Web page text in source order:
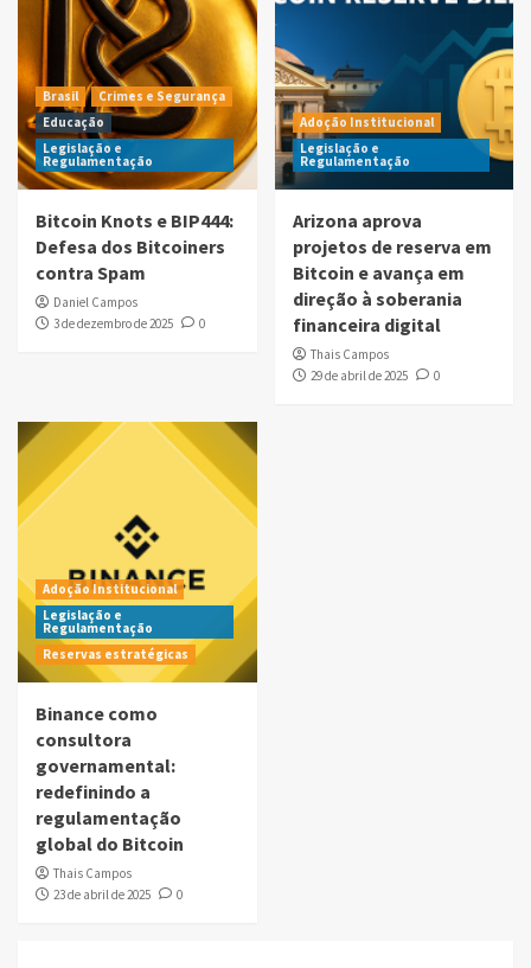
Brasil
Crimes e Segurança
Educação
Legislação e
Regulamentação
Bitcoin Knots e BIP444:
Defesa dos Bitcoiners
contra Spam
Daniel Campos
3 de dezembro de 2025
0
Adoção Institucional
Legislação e
Regulamentação
Arizona aprova
projetos de reserva em
Bitcoin e avança em
direção à soberania
financeira digital
Thais Campos
29 de abril de 2025
0
Adoção Institucional
Legislação e
Regulamentação
Reservas estratégicas
Binance como
consultora
governamental:
redefinindo a
regulamentação
global do Bitcoin
Thais Campos
23 de abril de 2025
0